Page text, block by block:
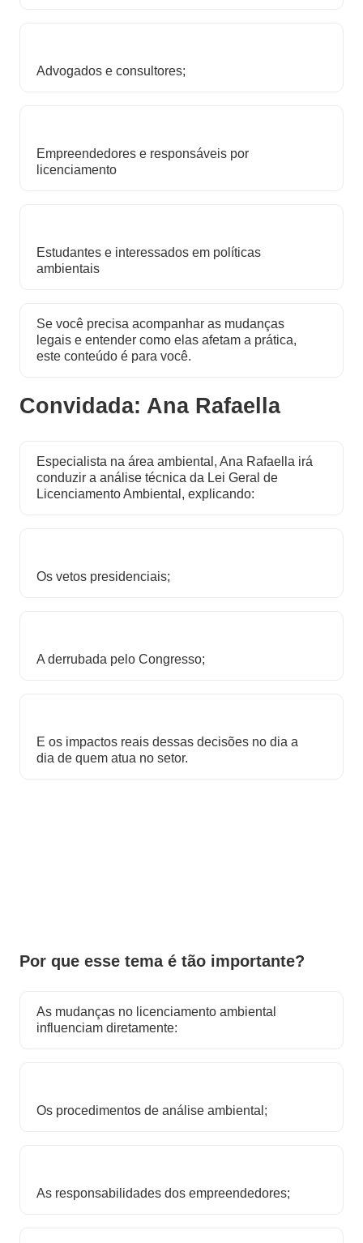
Advogados e consultores;
Empreendedores e responsáveis por
licenciamento
Estudantes e interessados em políticas
ambientais
Se você precisa acompanhar as mudanças
legais e entender como elas afetam a prática,
este conteúdo é para você.
Convidada: Ana Rafaella
Especialista na área ambiental, Ana Rafaella irá
conduzir a análise técnica da Lei Geral de
Licenciamento Ambiental, explicando:
Os vetos presidenciais;
A derrubada pelo Congresso;
E os impactos reais dessas decisões no dia a
dia de quem atua no setor.
Por que esse tema é tão importante?
As mudanças no licenciamento ambiental
influenciam diretamente:
Os procedimentos de análise ambiental;
As responsabilidades dos empreendedores;